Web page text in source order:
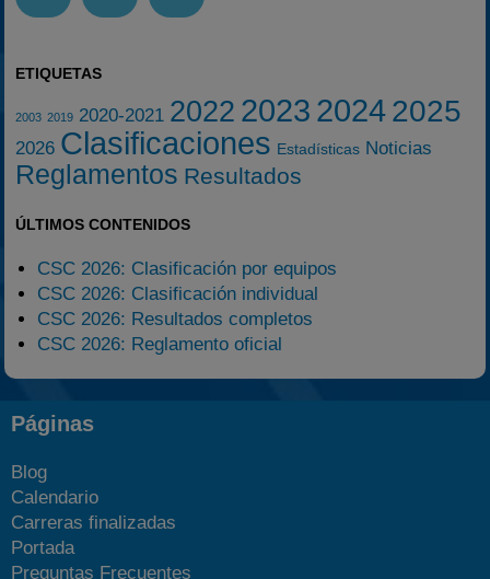
ETIQUETAS
2003 2019 2020-2021 2022 2023 20242025
2026 Clasificaciones Estadísticas Noticias
Reglamentos Resultados
ÚLTIMOS CONTENIDOS
CSC 2026: Clasificación por equipos
CSC 2026: Clasificación individual
CSC 2026: Resultados completos
CSC 2026: Reglamento oficial
Páginas
Blog
Calendario
Carreras finalizadas
Portada
Preguntas Frecuentes